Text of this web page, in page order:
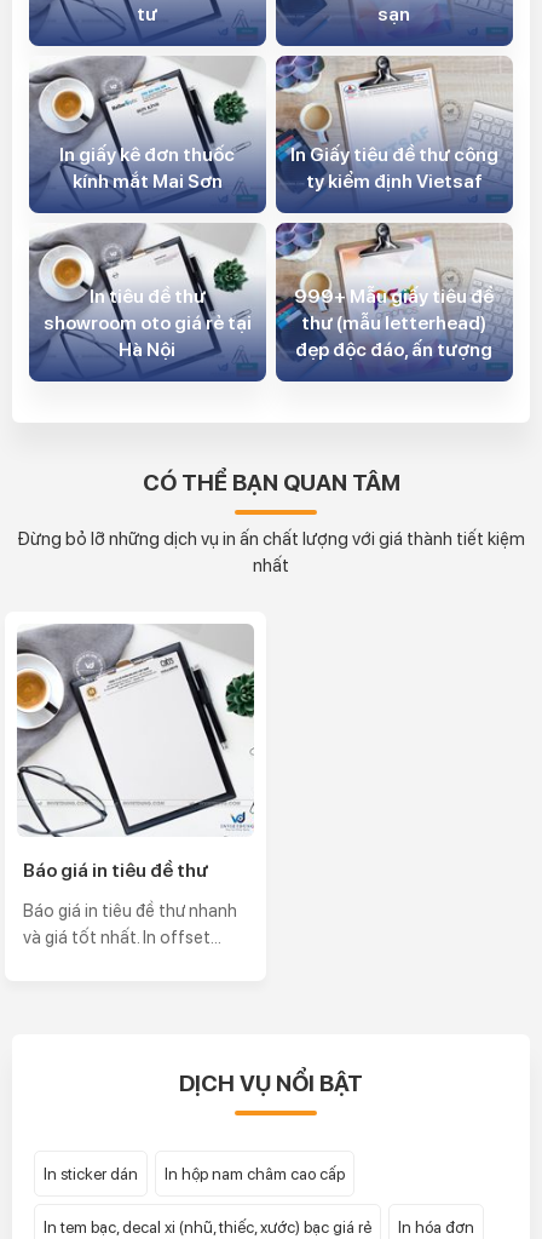
tư
sạn
In giấy kê đơn thuốc
kính mắt Mai Sơn
In Giấy tiêu đề thư công
ty kiểm định Vietsaf
In tiêu đề thư
showroom oto giá rẻ tại
Hà Nội
999+ Mẫu giấy tiêu đề
thư (mẫu letterhead)
đẹp độc đáo, ấn tượng
CÓ THỂ BẠN QUAN TÂM
Đừng bỏ lỡ những dịch vụ in ấn chất lượng với giá thành tiết kiệm
nhất
Báo giá in tiêu đề thư
Báo giá in tiêu đề thư nhanh
và giá tốt nhất. In offset...
DỊCH VỤ NỔI BẬT
In sticker dán In hộp nam châm cao cấp
In tem bạc, decal xi (nhũ, thiếc, xước) bạc giá rẻ In hóa đơn